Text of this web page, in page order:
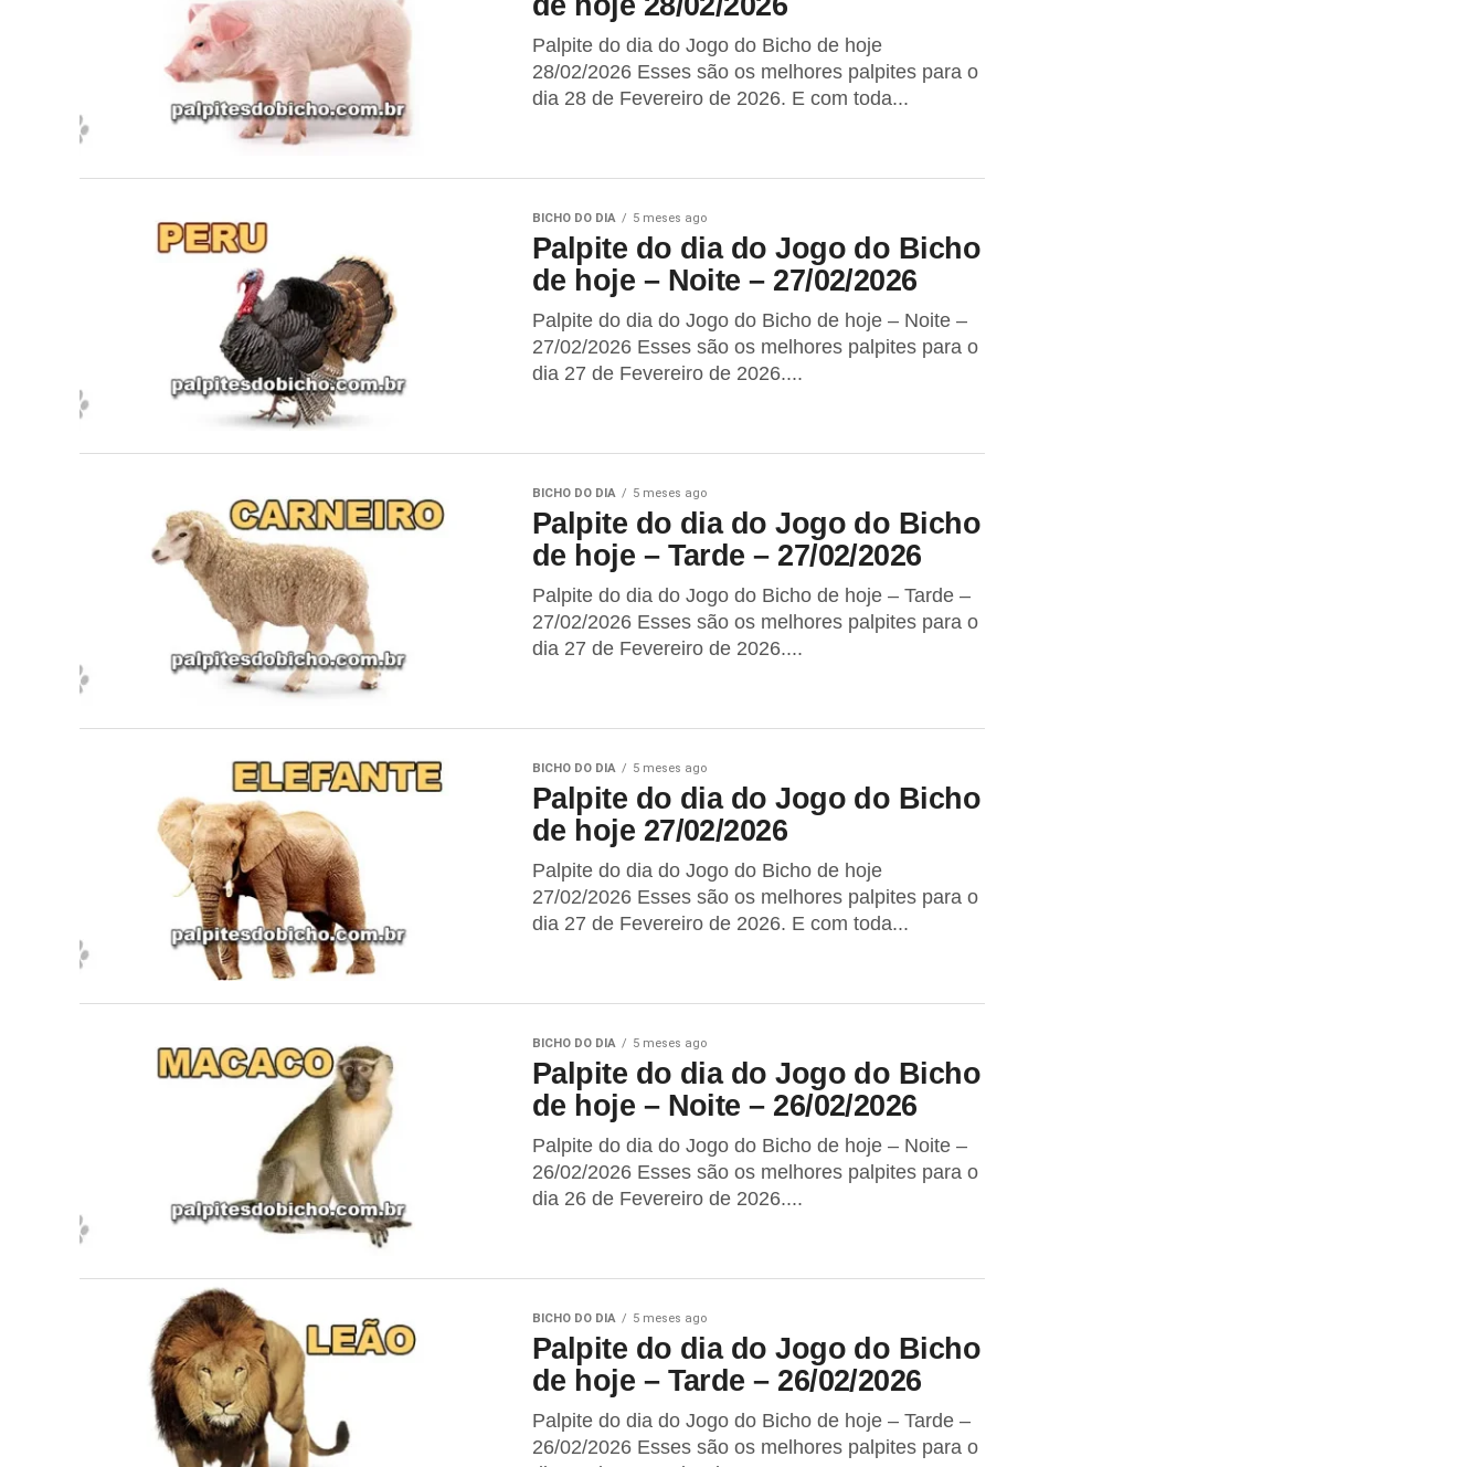
Palpite do dia do Jogo do Bicho de hoje
28/02/2026 Esses são os melhores palpites para o
dia 28 de Fevereiro de 2026. E com toda...
BICHO DO DIA 5 meses ago
Palpite do dia do Jogo do Bicho
de hoje – Noite – 27/02/2026
Palpite do dia do Jogo do Bicho de hoje – Noite –
27/02/2026 Esses são os melhores palpites para o
dia 27 de Fevereiro de 2026....
BICHO DO DIA 5 meses ago
Palpite do dia do Jogo do Bicho
de hoje – Tarde – 27/02/2026
Palpite do dia do Jogo do Bicho de hoje – Tarde –
27/02/2026 Esses são os melhores palpites para o
dia 27 de Fevereiro de 2026....
BICHO DO DIA 5 meses ago
Palpite do dia do Jogo do Bicho
de hoje 27/02/2026
Palpite do dia do Jogo do Bicho de hoje
27/02/2026 Esses são os melhores palpites para o
dia 27 de Fevereiro de 2026. E com toda...
BICHO DO DIA 5 meses ago
Palpite do dia do Jogo do Bicho
de hoje – Noite – 26/02/2026
Palpite do dia do Jogo do Bicho de hoje – Noite –
26/02/2026 Esses são os melhores palpites para o
dia 26 de Fevereiro de 2026....
BICHO DO DIA 5 meses ago
Palpite do dia do Jogo do Bicho
de hoje – Tarde – 26/02/2026
Palpite do dia do Jogo do Bicho de hoje – Tarde –
26/02/2026 Esses são os melhores palpites para o